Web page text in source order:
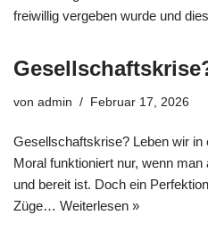
freiwillig vergeben wurde und
von admin Februar 17, 2026
Gesellschaftskrise? Leben wir
Moral funktioniert nur, wenn
und bereit ist. Doch ein
Züge… Weiterlesen »